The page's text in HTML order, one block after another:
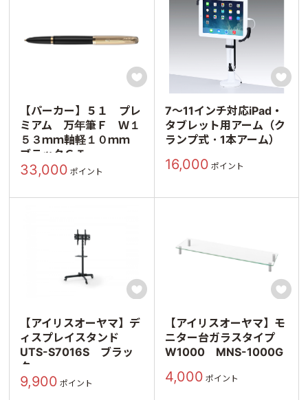

【パーカー】５１ プレ
ミアム 万年筆Ｆ Ｗ１
５３ｍｍ軸軽１０ｍｍ
ブラックＧＴ
33,000 ポイント

7～11インチ対応iPad・
タブレット用アーム（ク
ランプ式・1本アーム）
16,000 ポイント

【アイリスオーヤマ】デ
ィスプレイスタンド
UTS-S7016S ブラッ
ク
9,900 ポイント

【アイリスオーヤマ】モ
ニター台ガラスタイプ
W1000 MNS-1000G
4,000 ポイント